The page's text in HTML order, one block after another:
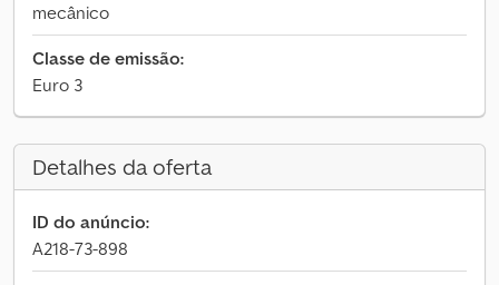
mecânico
Classe de emissão:
Euro 3
Detalhes da oferta
ID do anúncio:
A218-73-898